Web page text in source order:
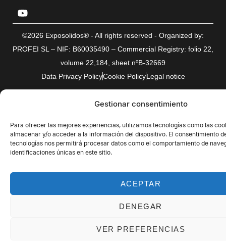
Gestionar consentimiento
Para ofrecer las mejores experiencias, utilizamos tecnologías como las
almacenar y/o acceder a la información del dispositivo. El consentimiento
tecnologías nos permitirá procesar datos como el comportamiento de
identificaciones únicas en este sitio.
ACEPTAR
DENEGAR
VER PREFERENCIAS
©2026 Exposolidos® - All rights reserved - Organized by:
PROFEI SL – NIF: B60035490 – Commercial Registry: folio 22,
volume 22,184, sheet nºB-32669
Data Privacy PolicyCookie PolicyLegal notice